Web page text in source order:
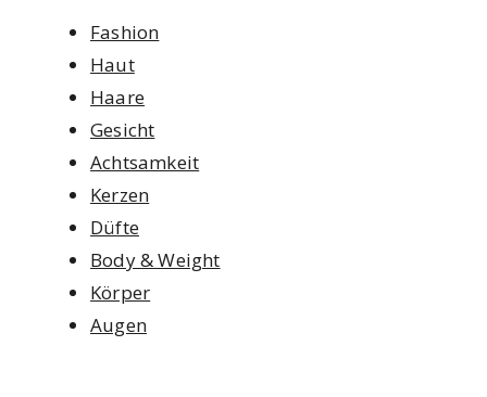
Fashion
Haut
Haare
Gesicht
Achtsamkeit
Kerzen
Düfte
Body & Weight
Körper
Augen